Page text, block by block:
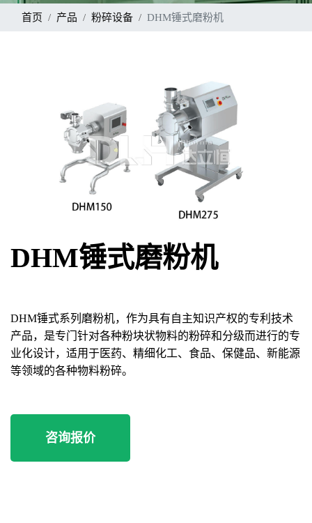
首页 产品 粉碎设备 DHM锤式磨粉机
DHM锤式磨粉机
DHM锤式系列磨粉机，作为具有自主知识产权的专利技术
产品，是专门针对各种粉块状物料的粉碎和分级而进行的专
业化设计，适用于医药、精细化工、食品、保健品、新能源
等领域的各种物料粉碎。
咨询报价